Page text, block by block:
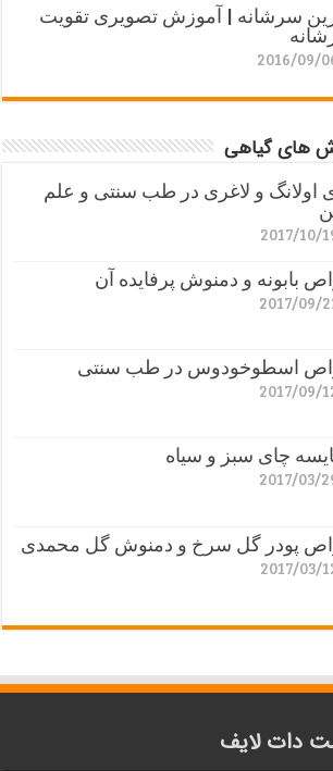
سرشانه | آموزش تصویری تقویت
2016/09/
های گیاهی
اولانگ و لاغری در طب سنتی و علم
2017/10/
بابونه و دمنوش پرفایده آن
2017/09/
اسطوخودوس در طب سنتی
2017/09/
چای سبز و سیاه
2017/03/
پودر گل سرخ و دمنوش گل محمدی
2017/03/
دات لایف